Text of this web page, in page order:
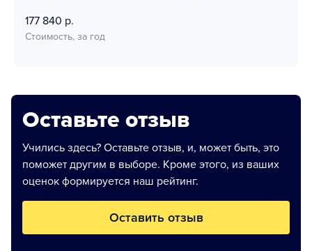
177 840 р.
Стоимость, за год
Оставьте отзыв
Учились здесь? Оставьте отзыв, и, может быть, это
поможет другим в выборе. Кроме этого, из ваших
оценок формируется наш рейтинг.
Оставить отзыв